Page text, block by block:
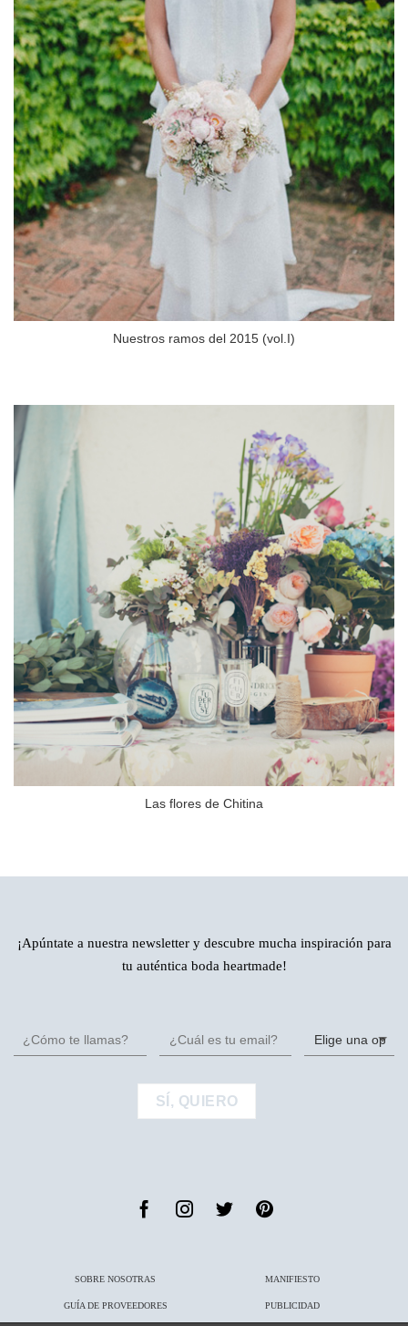
Nuestros ramos del 2015 (vol.I)
Las flores de Chitina
¡Apúntate a nuestra newsletter y descubre mucha inspiración para
tu auténtica boda heartmade!
SOBRE NOSOTRAS MANIFIESTO
GUÍA DE PROVEEDORES PUBLICIDAD